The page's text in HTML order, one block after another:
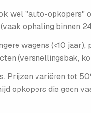
wel "auto-opkopers"
ophaling binnen
wagens (<10
(versnellingsbak,
Prijzen variëren tot
opkopers die geen